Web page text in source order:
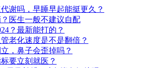
谢吗，早睡早起能挺更久？
医生一般不建议自配
？最新能打的？
老化速度是不是翻倍？
，鼻子会歪掉吗？
要立刻就医？